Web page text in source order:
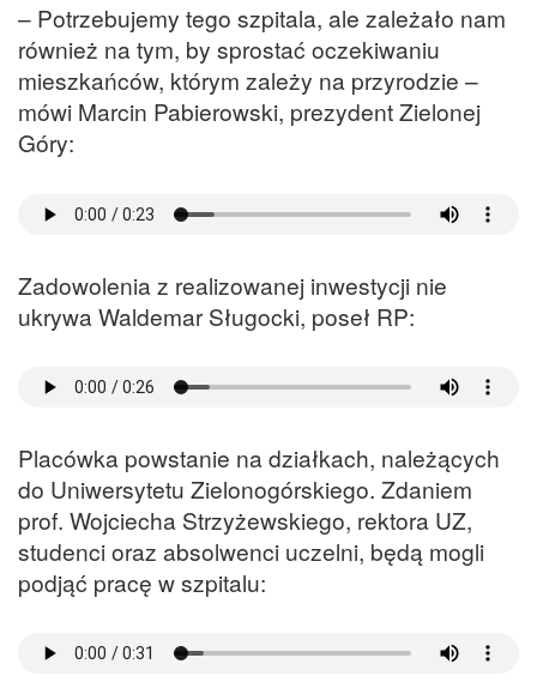
– Potrzebujemy tego szpitala, ale zależało nam
również na tym, by sprostać oczekiwaniu
mieszkańców, którym zależy na przyrodzie –
mówi Marcin Pabierowski, prezydent Zielonej
Góry:
Zadowolenia z realizowanej inwestycji nie
ukrywa Waldemar Sługocki, poseł RP:
Placówka powstanie na działkach, należących
do Uniwersytetu Zielonogórskiego. Zdaniem
prof. Wojciecha Strzyżewskiego, rektora UZ,
studenci oraz absolwenci uczelni, będą mogli
podjąć pracę w szpitalu: